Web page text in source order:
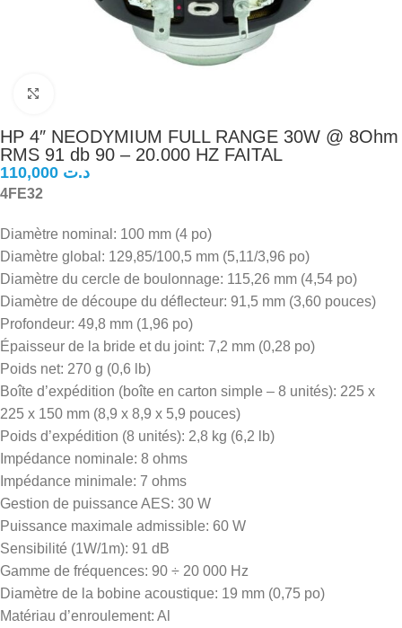
HP 4″ NEODYMIUM FULL RANGE 30W @ 8Ohm
RMS 91 db 90 – 20.000 HZ FAITAL
د.ت
4FE32
Diamètre nominal: 100 mm (4 po)
Diamètre global: 129,85/100,5 mm (5,11/3,96 po)
Diamètre du cercle de boulonnage: 115,26 mm (4,54 po)
Diamètre de découpe du déflecteur: 91,5 mm (3,60 pouces)
Profondeur: 49,8 mm (1,96 po)
Épaisseur de la bride et du joint: 7,2 mm (0,28 po)
Poids net: 270 g (0,6 lb)
Boîte d’expédition (boîte en carton simple – 8 unités): 225 x
225 x 150 mm (8,9 x 8,9 x 5,9 pouces)
Poids d’expédition (8 unités): 2,8 kg (6,2 lb)
Impédance nominale: 8 ohms
Impédance minimale: 7 ohms
Gestion de puissance AES: 30 W
Puissance maximale admissible: 60 W
Sensibilité (1W/1m): 91 dB
Gamme de fréquences: 90 ÷ 20 000 Hz
Diamètre de la bobine acoustique: 19 mm (0,75 po)
Matériau d’enroulement: Al